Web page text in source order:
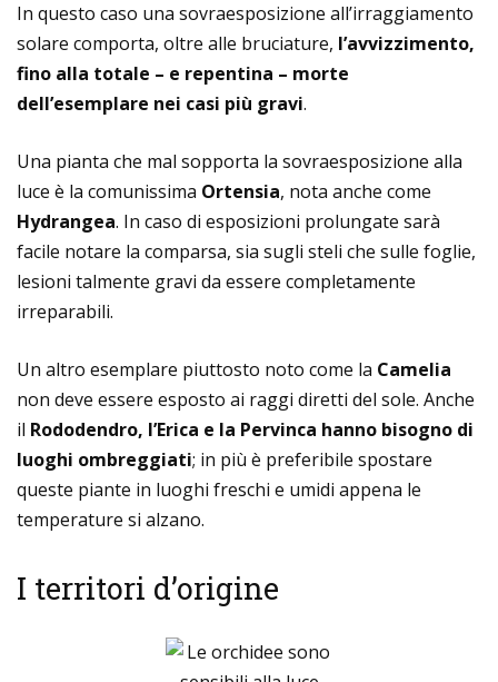
In questo caso una sovraesposizione all’irraggiamento
solare comporta, oltre alle bruciature, l’avvizzimento,
fino alla totale – e repentina – morte
dell’esemplare nei casi più gravi.
Una pianta che mal sopporta la sovraesposizione alla
luce è la comunissima Ortensia, nota anche come
Hydrangea. In caso di esposizioni prolungate sarà
facile notare la comparsa, sia sugli steli che sulle foglie,
lesioni talmente gravi da essere completamente
irreparabili.
Un altro esemplare piuttosto noto come la Camelia
non deve essere esposto ai raggi diretti del sole. Anche
il Rododendro, l’Erica e la Pervinca hanno bisogno di
luoghi ombreggiati; in più è preferibile spostare
queste piante in luoghi freschi e umidi appena le
temperature si alzano.
I territori d’origine